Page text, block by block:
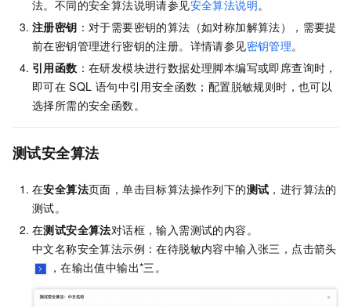
法。不同的安全算法说明请参见安全算法说明。
注册密钥 ：对于需要密钥的算法（如对称加解算法），需要提
前在密钥管理进行密钥的注册。详情请参见密钥管理。
引用函数 ：在研发模块进行数据处理脚本编写或即席查询时，
即可在 SQL 语句中引用安全函数；配置脱敏规则时，也可以
选择所需的安全函数。
测试安全算法
在安全算法页面，单击目标算法操作列下的测试 ，进行算法的
测试。
在测试安全算法对话框，输入需测试的内容。
中文名称安全算法示例：在待脱敏内容中输入张三，点击箭头
，在输出值中输出*三。